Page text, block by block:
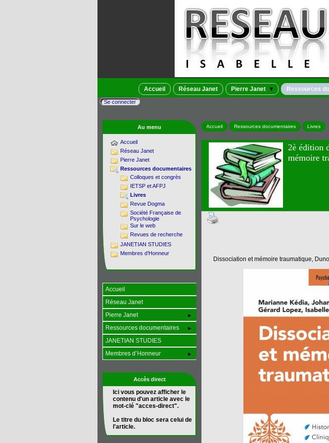
Accueil Réseau Janet Pierre Janet Ressources
Se connecter
Accueil Ressources documentaires Livres
2è édition
mémoire
Dissociation et mémoire traumatique,
Au menu
Accueil
Réseau Janet
Pierre Janet
Ressources documentaires
Colloques et congrès
IETSP et AFPJ
Livres
Revue Dogma
Société Française de
Psychologie
Sur le web
Revues de recherche
JANETIAN STUDIES
Membres d’Honneur
Accueil
Réseau Janet
Pierre Janet
Ressources documentaires
JANETIAN STUDIES
Membres d’Honneur
Accès direct
Ici vous pouvez afficher le
contenu d'un article avec le
mot-clé "acces-direct".
Le titre du bloc sera celui de
l'article.